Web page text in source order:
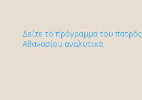
Δείτε το πρόγραμμα του πατρός
Αθανασίου αναλυτικά